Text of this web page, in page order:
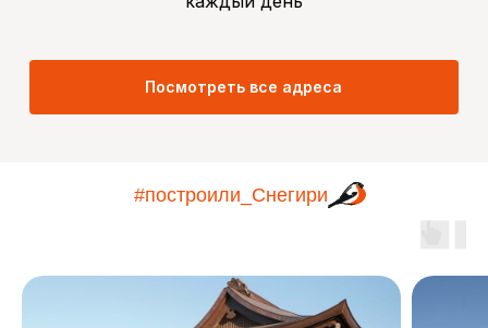
Посмотреть все адреса
#построили_Снегири